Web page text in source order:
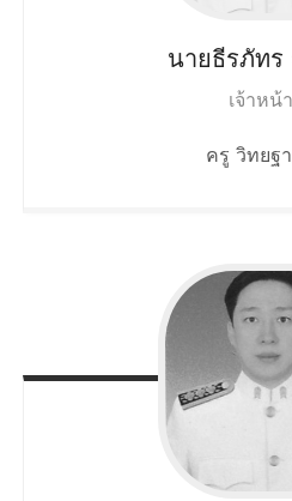
นายธีรภัทร
เจ้าหน้
ครู วิทยฐ